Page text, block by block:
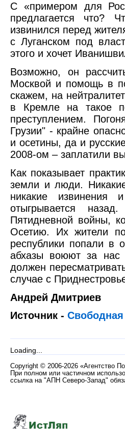
С «примером для
предлагается что?
извинился перед
с Луганском под
этого и хочет
Возможно, он
Москвой и помощь в
скажем, на
в Кремле на такое
преступлением.
Грузии" - крайне
и осетины, да и
2008-ом – заплатили
Как показывает
земли и люди.
никакие
отыгрывается
Пятидневной войны,
Осетию. Их жители
республики попали в
абхазы воюют за нас
должен
случае с
Андрей Дмитриев
Источник - Свободная
Loading...
Copyright © 2006-2026 «Агентство
При полном или частичном
ссылка на "АПН Северо-Запад"